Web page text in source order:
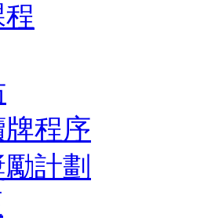
程序
計劃